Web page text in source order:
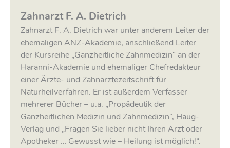
Zahnarzt F. A. Dietrich
Zahnarzt F. A. Dietrich war unter anderem Leiter der
ehemaligen ANZ-Akademie, anschließend Leiter
der Kursreihe „Ganzheitliche Zahnmedizin“ an der
Haranni-Akademie und ehemaliger Chefredakteur
einer Ärzte- und Zahnärztezeitschrift für
Naturheilverfahren. Er ist außerdem Verfasser
mehrerer Bücher – u.a. „Propädeutik der
Ganzheitlichen Medizin und Zahnmedizin“, Haug-
Verlag und „Fragen Sie lieber nicht Ihren Arzt oder
Apotheker … Gewusst wie – Heilung ist möglich!“.